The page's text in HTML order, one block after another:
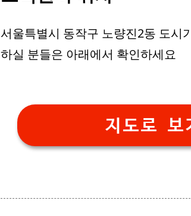
서울특별시 동작구 노량진2동 도시
하실 분들은 아래에서 확인하세요
지도로 보